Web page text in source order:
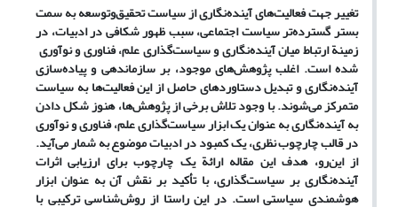
تغییر جهت فعالیتهای آیندهنگاری از سیاست تحقیقوتوسعه به سمت
بستر گستردهتر سیاست اجتماعی، سبب ظهور شکافی در ادبیات، در
زمینة ارتباط میان آیندهنگاری و سیاستگذاری علم، فناوری و نوآوری
شده است. اغلب پژوهشهای موجود، بر سازماندهی و پیادهسازی
آیندهنگاری و تبدیل دستاوردهای حاصل از این فعالیتها به سیاست
متمرکز میشوند. با وجود تلاش برخی از پژوهشها، هنوز شکل دادن
به آیندهنگاری به عنوان یک ابزار سیاستگذاری علم، فناوری و نوآوری
در قالب چارچوب نظری، یک کمبود در ادبیات موضوع به شمار میآید.
از اینرو، هدف این مقاله ارائة یک چارچوب برای ارزیابی اثرات
آیندهنگاری بر سیاستگذاری، با تأکید بر نقش آن به عنوان ابزار
هوشمندی سیاستی است. در این راستا از روششناسی ترکیبی با